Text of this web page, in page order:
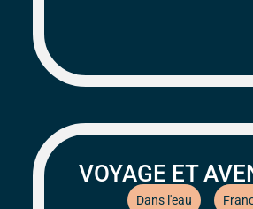
VOYAGE ET
Dans l'eau